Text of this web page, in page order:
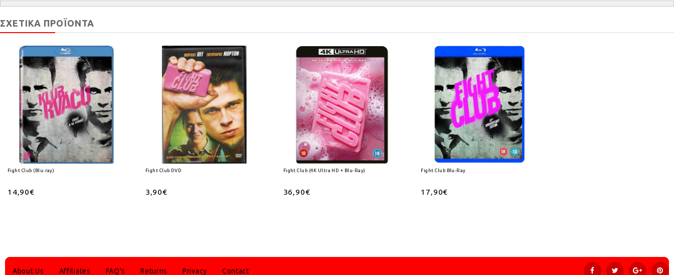
ΣΧΕΤΙΚΆ ΠΡΟΪΌΝΤΑ
Fight Club (Blu-ray)
14,90€
Fight Club DVD
3,90€
Fight Club (4K Ultra HD + Blu-Ray)
36,90€
Fight Club Blu-Ray
17,90€
About Us Affiliates FAQ's Returns Privacy Contact